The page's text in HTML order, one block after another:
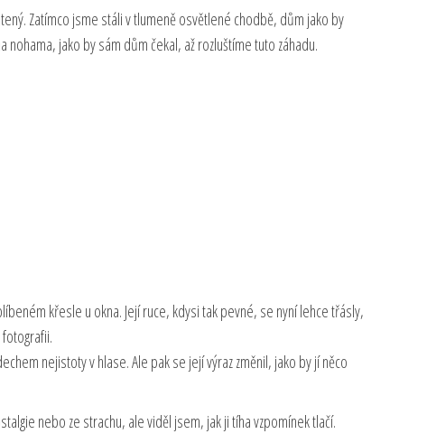
Zatímco jsme stáli v tlumeně osvětlené chodbě, dům jako by
jako by sám dům čekal, až rozluštíme tuto záhadu.
křesle u okna. Její ruce, kdysi tak pevné, se nyní lehce třásly,
nejistoty v hlase. Ale pak se její výraz změnil, jako by jí něco
nebo ze strachu, ale viděl jsem, jak ji tíha vzpomínek tlačí.